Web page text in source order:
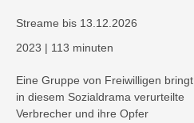
Streame bis 13.12.2026
2023 | 113 minuten
Eine Gruppe von Freiwilligen bringt
in diesem Sozialdrama verurteilte
Verbrecher und ihre Opfer